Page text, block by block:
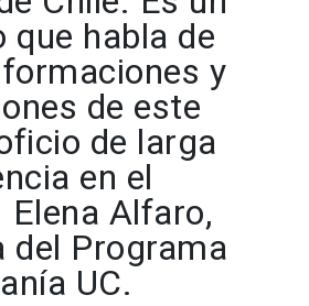
que habla de
y
de este
de larga
en el
Elena Alfaro,
del Programa
UC.